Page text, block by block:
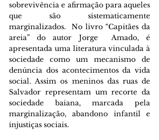
sobrevivência e afirmação para aqueles
que são sistematicamente
marginalizados.  No livro “Capitães da
areia” do autor Jorge  Amado, é
apresentada uma literatura vinculada à
sociedade como um mecanismo de
denúncia dos acontecimentos da vida
social. Assim os meninos das ruas de
Salvador representam um recorte da
sociedade baiana, marcada pela
marginalização, abandono infantil e
injustiças sociais.